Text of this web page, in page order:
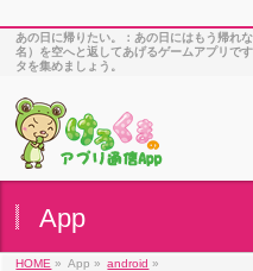
あの日に帰りたい。：あの日にはもう帰れ
名）を空へと返してあげるゲームアプリで
タを集めましょう。
App
HOME » App » android »